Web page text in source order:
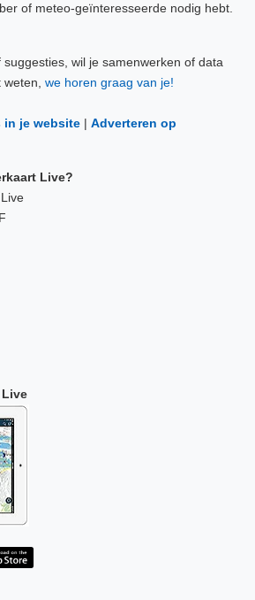
of meteo-geïnteresseerde nodig hebt.
wil je samenwerken of data
we horen graag van je!
in je website | Adverteren op
Live?
Live